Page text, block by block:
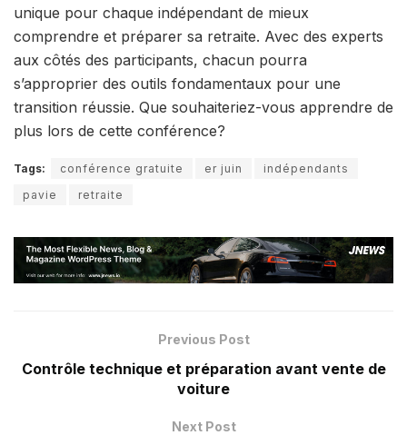
unique pour chaque indépendant de mieux
comprendre et préparer sa retraite. Avec des experts
aux côtés des participants, chacun pourra
s’approprier des outils fondamentaux pour une
transition réussie. Que souhaiteriez-vous apprendre de
plus lors de cette conférence?
Tags: conférence gratuite er juin
indépendants
pavie
retraite
Previous Post
Contrôle technique et préparation avant vente de
voiture
Next Post